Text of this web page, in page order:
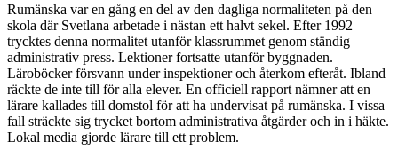
Rumänska var en gång en del av den dagliga normaliteten på den
skola där Svetlana arbetade i nästan ett halvt sekel. Efter 1992
trycktes denna normalitet utanför klassrummet genom ständig
administrativ press. Lektioner fortsatte utanför byggnaden.
Läroböcker försvann under inspektioner och återkom efteråt. Ibland
räckte de inte till för alla elever. En officiell rapport nämner att en
lärare kallades till domstol för att ha undervisat på rumänska. I vissa
fall sträckte sig trycket bortom administrativa åtgärder och in i häkte.
Lokal media gjorde lärare till ett problem.